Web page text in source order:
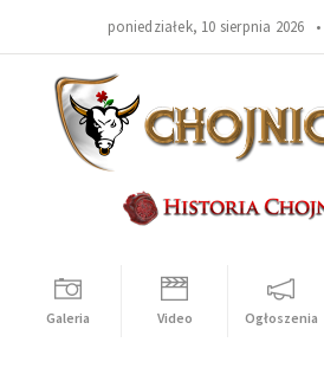
poniedziałek, 10 sierpnia 2026 •
Galeria Video Ogłoszenia